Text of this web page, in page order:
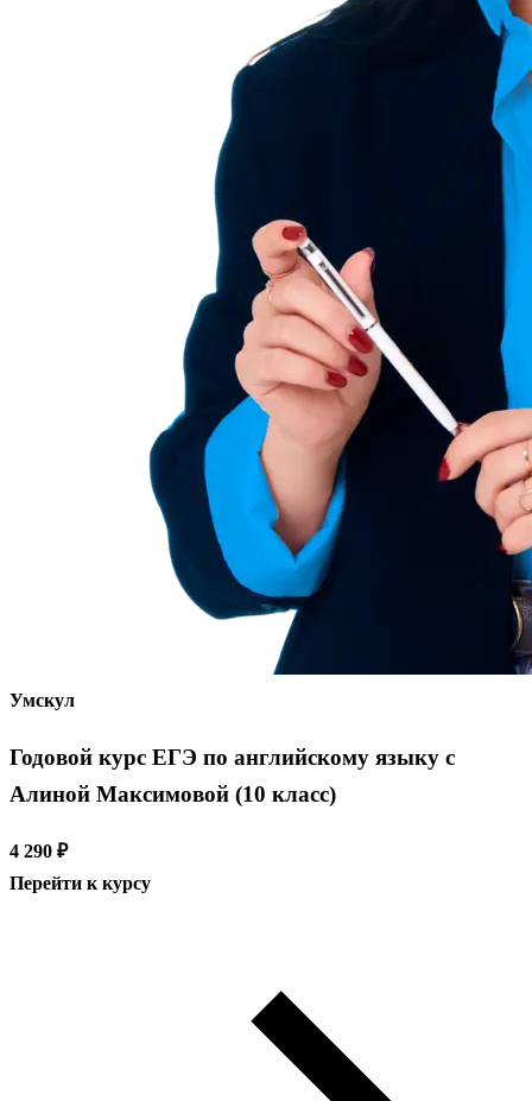
Умскул
Годовой курс ЕГЭ по английскому языку с
Алиной Максимовой (10 класс)
4 290 ₽
Перейти к курсу